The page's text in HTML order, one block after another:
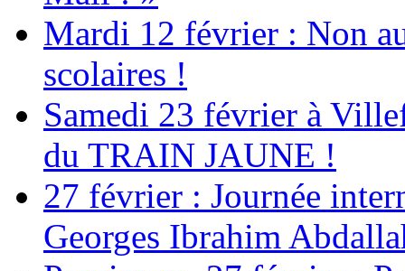
Mardi 12 février : Non
scolaires !
Samedi 23 février à
du TRAIN JAUNE !
27 février : Journée
Georges Ibrahim